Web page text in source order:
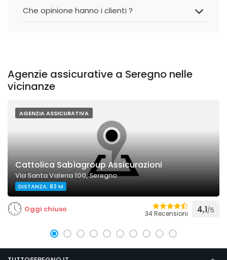
Che opinione hanno i clienti ?
Agenzie assicurative a Seregno nelle
vicinanze
AGENZIA ASSICURATIVA
Cattolica Sabìagroup Assicurazioni
Via Santa Valeria 100, Seregno
DISTANZA: 83 M
Oggi chiuso 34 Recensioni 4,1/5